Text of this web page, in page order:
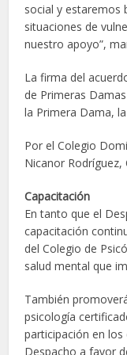
social y estaremos
situaciones de
nuestro apoyo”,
La firma del
de Primeras
la Primera Dama,
Por el Colegio
Nicanor Rodríguez,
Capacitación
En tanto que el
capacitación
del Colegio de
salud mental que
También
psicología
participación en
Despacho a favor